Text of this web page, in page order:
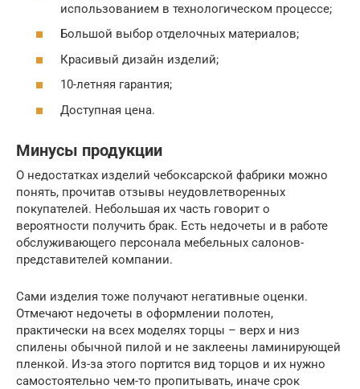
использованием в технологическом процессе;
Большой выбор отделочных материалов;
Красивый дизайн изделий;
10-летняя гарантия;
Доступная цена.
Минусы продукции
О недостатках изделий чебоксарской фабрики можно
понять, прочитав отзывы неудовлетворенных
покупателей. Небольшая их часть говорит о
вероятности получить брак. Есть недочеты и в работе
обслуживающего персонала мебельных салонов-
представителей компании.
Сами изделия тоже получают негативные оценки.
Отмечают недочеты в оформлении полотен,
практически на всех моделях торцы – верх и низ
спилены обычной пилой и не заклеены ламинирующей
пленкой. Из-за этого портится вид торцов и их нужно
самостоятельно чем-то пропитывать, иначе срок